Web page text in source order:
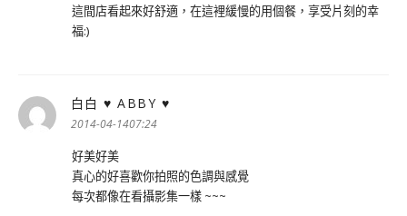
這間店看起來好舒適，在這裡緩慢的用個餐，享受片刻的幸
福:)
白白 ♥ ABBY ♥
2014-04-1407:24
好美好美
真心的好喜歡你拍照的色調與感覺
每次都像在看攝影集一樣 ~~~